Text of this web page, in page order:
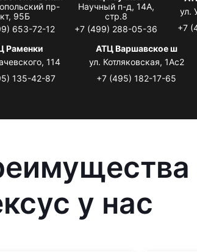
пр-
кт, 95Б
653-72-12
Научный п-д, 14А,
стр.8
+7 (499) 288-05-36
ул.
+7
Раменки
114
135-42-87
АТЦ Варшавское ш
ул. Котляковская, 1Ас2
+7 (495) 182-17-65
у нас